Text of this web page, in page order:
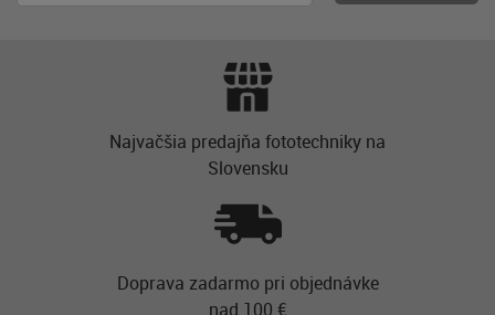
Najvačšia predajňa fototechniky na
Slovensku
Doprava zadarmo pri objednávke
nad 100 €